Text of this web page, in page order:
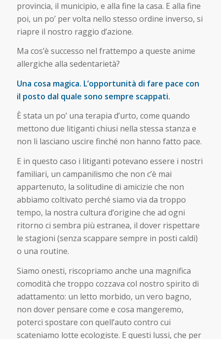
provincia, il municipio, e alla fine la casa. E alla fine
poi, un po’ per volta nello stesso ordine inverso, si
riapre il nostro raggio d’azione.
Ma cos’è successo nel frattempo a queste anime
allergiche alla sedentarietà?
Una cosa magica. L’opportunità di fare pace con
il posto dal quale sono sempre scappati.
È stata un po’ una terapia d’urto, come quando
mettono due litiganti chiusi nella stessa stanza e
non li lasciano uscire finché non hanno fatto pace.
E in questo caso i litiganti potevano essere i nostri
familiari, un campanilismo che non c’è mai
appartenuto, la solitudine di amicizie che non
abbiamo coltivato perché siamo via da troppo
tempo, la nostra cultura d’origine che ad ogni
ritorno ci sembra più estranea, il dover rispettare
le stagioni (senza scappare sempre in posti caldi)
o una routine.
Siamo onesti, riscopriamo anche una magnifica
comodità che troppo cozzava col nostro spirito di
adattamento: un letto morbido, un vero bagno,
non dover pensare come e cosa mangeremo,
poterci spostare con quell’auto contro cui
scateniamo lotte ecologiste. E questi lussi, che per